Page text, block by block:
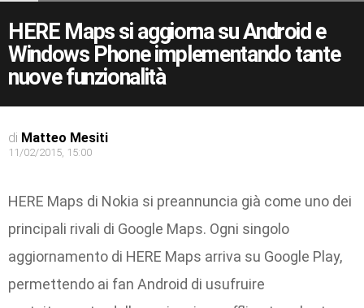
HERE Maps si aggiorna su Android e
Windows Phone implementando tante
nuove funzionalità
di Matteo Mesiti
11/02/2015, 15:00
HERE Maps di Nokia si preannuncia già come uno dei
principali rivali di Google Maps. Ogni singolo
aggiornamento di HERE Maps arriva su Google Play,
permettendo ai fan Android di usufruire